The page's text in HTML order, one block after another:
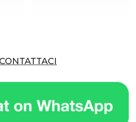
CONTATTACI